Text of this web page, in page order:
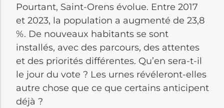
Pourtant, Saint-Orens évolue. Entre 2017
et 2023, la population a augmenté de 23,8
%. De nouveaux habitants se sont
installés, avec des parcours, des attentes
et des priorités différentes. Qu’en sera-t-il
le jour du vote ? Les urnes révéleront-elles
autre chose que ce que certains anticipent
déjà ?